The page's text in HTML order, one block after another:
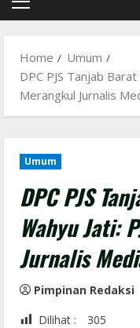
Primary
Home
Umum
DPC PJS Tanjab
Merangkul Jurnalis
Umum
DPC PJS
Wahyu Jati:
Jurnalis
Pimpinan Redaksi
Dilihat :
305